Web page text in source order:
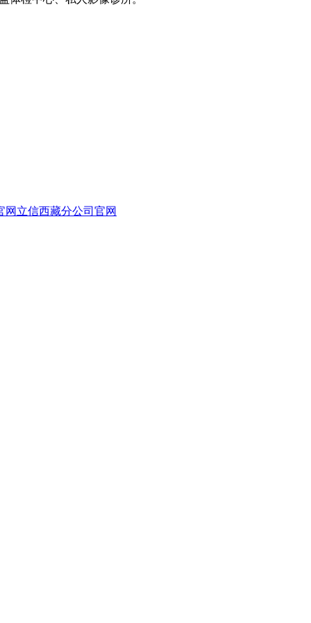
网 立信西藏分公司官网